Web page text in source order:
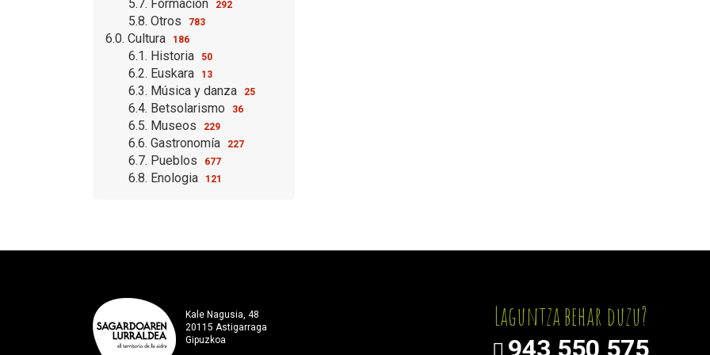
5.7. Formación 292
5.8. Otros 783
6.0. Cultura 186
6.1. Historia 50
6.2. Euskara 13
6.3. Música y danza 25
6.4. Betsolarismo 36
6.5. Museos 229
6.6. Gastronomía 227
6.7. Pueblos 677
6.8. Enologia 121
Kale Nagusia, 48
20115 Astigarraga
Gipuzkoa
Laguntza behar duzu?
943 550 575